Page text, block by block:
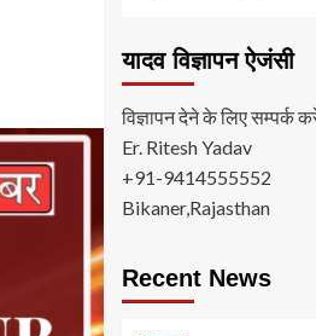
यादव विज्ञापन ऐजंसी
विज्ञापन देने के लिए सम्पर्क
Er. Ritesh Yadav
+91-9414555552
Bikaner,Rajasthan
Recent News